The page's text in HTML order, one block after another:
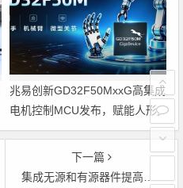
兆易创新GD32F50MxxG高集成
电机控制MCU发布，赋能人形
机器人关节驱动革新
下一篇
集成无源和有源器件提高移动电话性能